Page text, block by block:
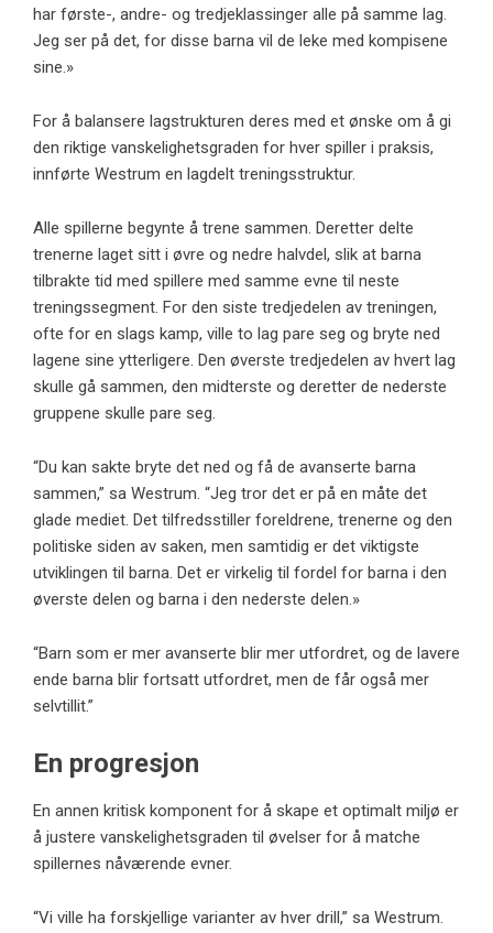
har første-, andre- og tredjeklassinger alle på samme lag.
Jeg ser på det, for disse barna vil de leke med kompisene
sine.»
For å balansere lagstrukturen deres med et ønske om å gi
den riktige vanskelighetsgraden for hver spiller i praksis,
innførte Westrum en lagdelt treningsstruktur.
Alle spillerne begynte å trene sammen. Deretter delte
trenerne laget sitt i øvre og nedre halvdel, slik at barna
tilbrakte tid med spillere med samme evne til neste
treningssegment. For den siste tredjedelen av treningen,
ofte for en slags kamp, ​​ville to lag pare seg og bryte ned
lagene sine ytterligere. Den øverste tredjedelen av hvert lag
skulle gå sammen, den midterste og deretter de nederste
gruppene skulle pare seg.
“Du kan sakte bryte det ned og få de avanserte barna
sammen,” sa Westrum. “Jeg tror det er på en måte det
glade mediet. Det tilfredsstiller foreldrene, trenerne og den
politiske siden av saken, men samtidig er det viktigste
utviklingen til barna. Det er virkelig til fordel for barna i den
øverste delen og barna i den nederste delen.»
“Barn som er mer avanserte blir mer utfordret, og de lavere
ende barna blir fortsatt utfordret, men de får også mer
selvtillit.”
En progresjon
En annen kritisk komponent for å skape et optimalt miljø er
å justere vanskelighetsgraden til øvelser for å matche
spillernes nåværende evner.
“Vi ville ha forskjellige varianter av hver drill,” sa Westrum.